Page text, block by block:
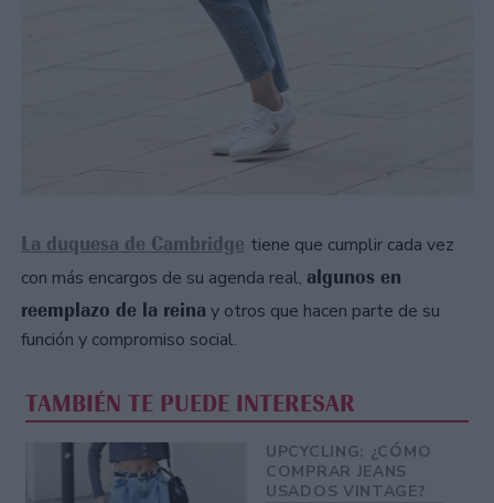
La duquesa de Cambridge tiene que cumplir cada vez
con más encargos de su agenda real, algunos en
reemplazo de la reina y otros que hacen parte de su
función y compromiso social.
TAMBIÉN TE PUEDE INTERESAR
UPCYCLING: ¿CÓMO
COMPRAR JEANS
USADOS VINTAGE?